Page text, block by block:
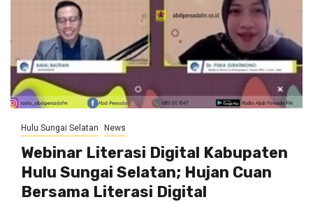
Hulu Sungai Selatan News
Webinar Literasi Digital Kabupaten
Hulu Sungai Selatan; Hujan Cuan
Bersama Literasi Digital